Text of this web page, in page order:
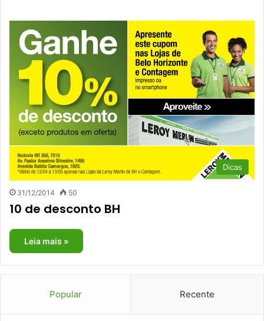
Dicas
31/12/2014 50
10 de desconto BH
Leia mais »
Popular Recente